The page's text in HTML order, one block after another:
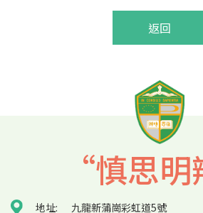
返回
“慎思明
地址: 九龍新蒲崗彩虹道5號